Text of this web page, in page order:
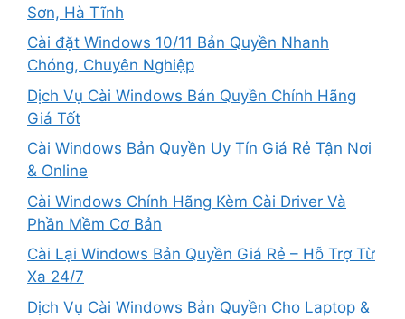
Sơn, Hà Tĩnh
Cài đặt Windows 10/11 Bản Quyền Nhanh
Chóng, Chuyên Nghiệp
Dịch Vụ Cài Windows Bản Quyền Chính Hãng
Giá Tốt
Cài Windows Bản Quyền Uy Tín Giá Rẻ Tận Nơi
& Online
Cài Windows Chính Hãng Kèm Cài Driver Và
Phần Mềm Cơ Bản
Cài Lại Windows Bản Quyền Giá Rẻ – Hỗ Trợ Từ
Xa 24/7
Dịch Vụ Cài Windows Bản Quyền Cho Laptop &